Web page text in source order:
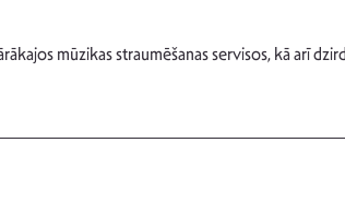
mūzikas straumēšanas servisos, kā arī